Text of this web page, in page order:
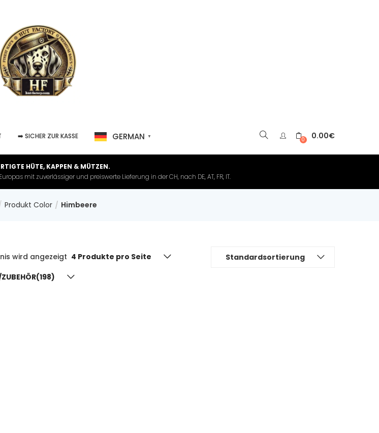
➡️ SICHER ZUR KASSE GERMAN ▼ 0 0.00€
HÜTE, KAPPEN & MÜTZEN.
mit zuverlässiger und preiswerte Lieferung in der CH, nach DE, AT, FR, IT.
Produkt Color Himbeere
wird angezeigt Standardsortierung
4 Produkte pro Seite